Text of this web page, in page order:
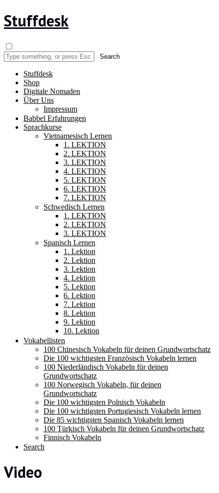
Stuffdesk
Stuffdesk
Shop
Digitale Nomaden
Über Uns
Impressum
Babbel Erfahrungen
Sprachkurse
Vietnamesisch Lernen
1. LEKTION
2. LEKTION
3. LEKTION
4. LEKTION
5. LEKTION
6. LEKTION
7. LEKTION
Schwedisch Lernen
1. LEKTION
2. LEKTION
3. LEKTION
Spanisch Lernen
1. Lektion
2. Lektion
3. Lektion
4. Lektion
5. Lektion
6. Lektion
7. Lektion
8. Lektion
9. Lektion
10. Lektion
Vokabellisten
100 Chinesisch Vokabeln für deinen Grundwortschatz
Die 100 wichtigsten Französisch Vokabeln lernen
100 Niederländisch Vokabeln für deinen
Grundwortschatz
100 Norwegisch Vokabeln, für deinen
Grundwortschatz
Die 100 wichtigsten Polnisch Vokabeln
Die 100 wichtigsten Portugiesisch Vokabeln lernen
Die 85 wichtigsten Spanisch Vokabeln lernen
100 Türkisch Vokabeln für deinen Grundwortschatz
Finnisch Vokabeln
Search
Video